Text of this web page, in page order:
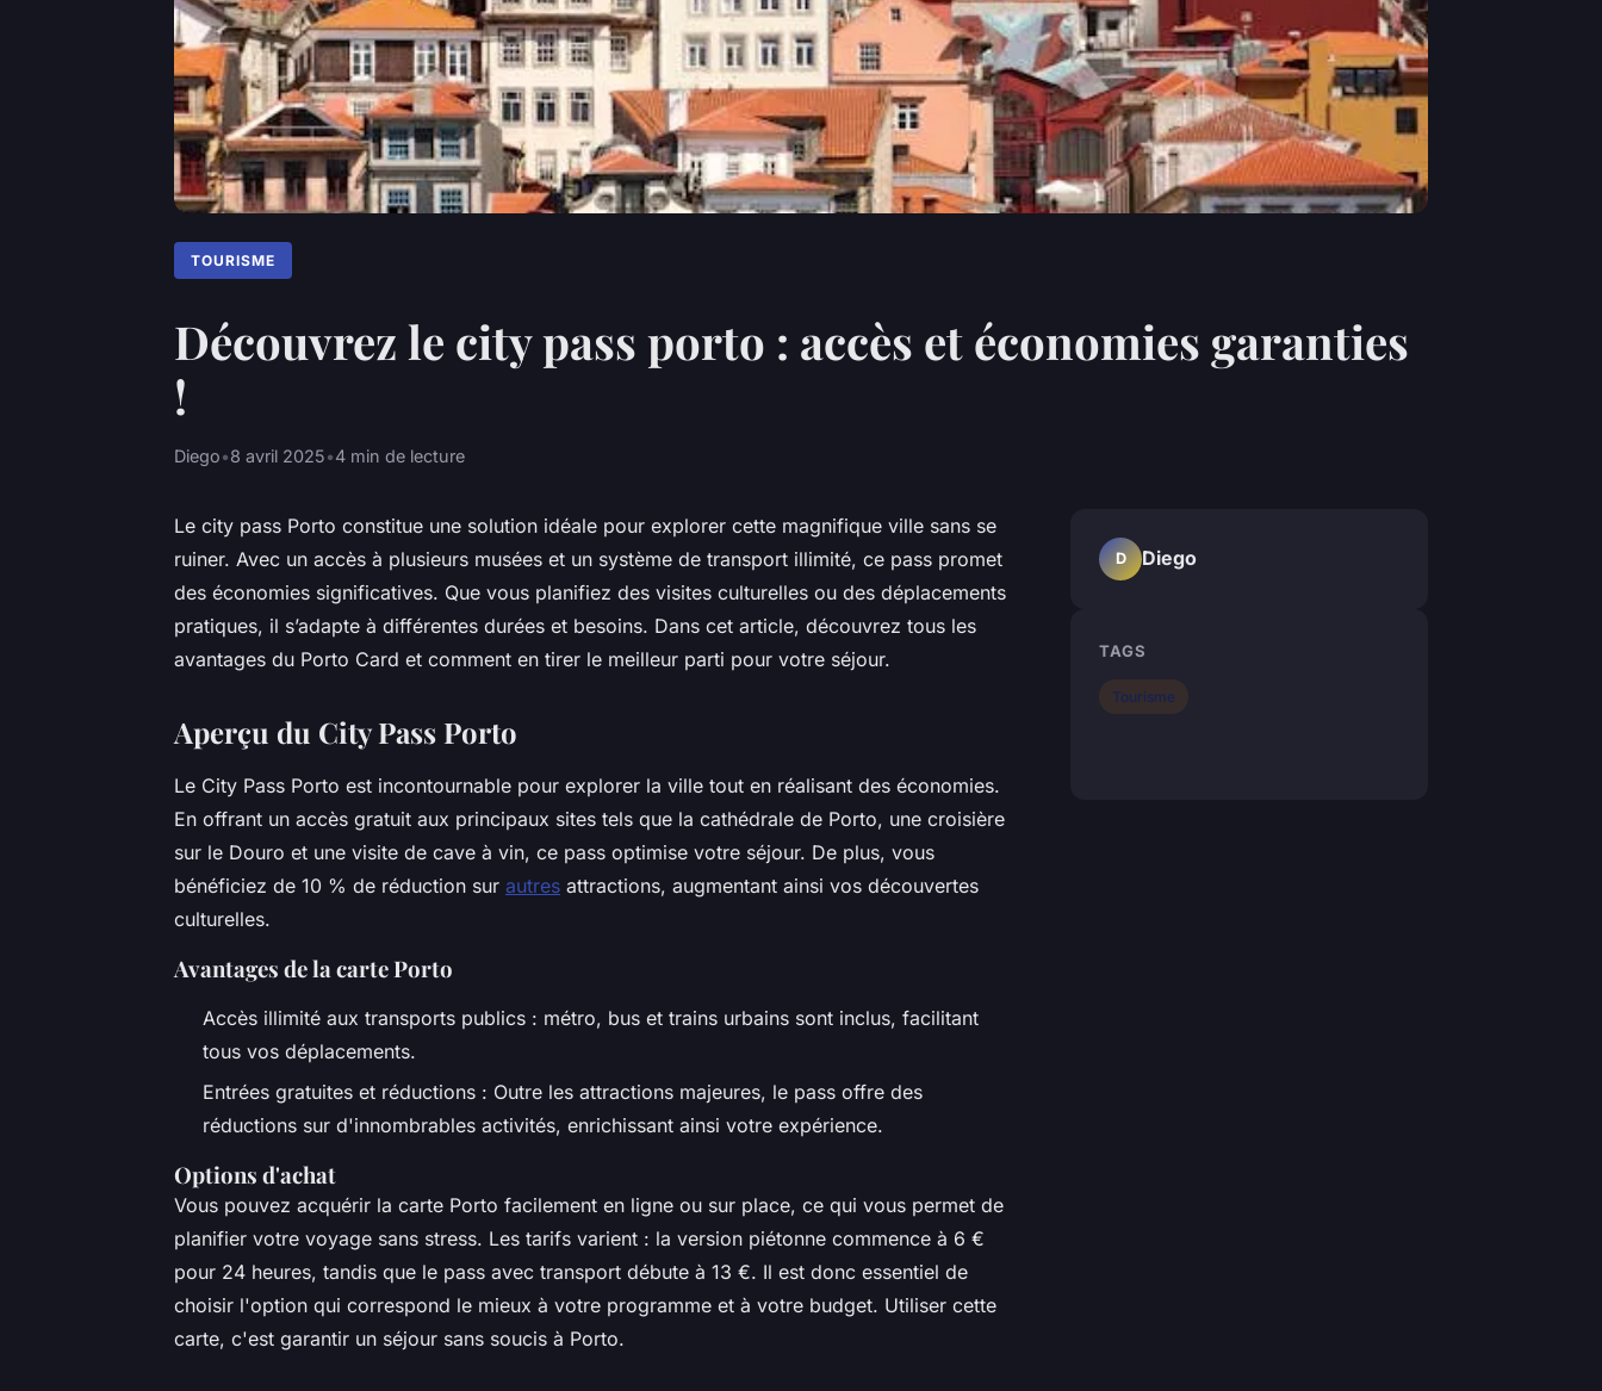
TOURISME
Découvrez le city pass porto : accès et économies garanties
!
Diego•8 avril 2025•4 min de lecture
Le city pass Porto constitue une solution idéale pour explorer cette magnifique ville sans se
ruiner. Avec un accès à plusieurs musées et un système de transport illimité, ce pass promet
des économies significatives. Que vous planifiez des visites culturelles ou des déplacements
pratiques, il s’adapte à différentes durées et besoins. Dans cet article, découvrez tous les
avantages du Porto Card et comment en tirer le meilleur parti pour votre séjour.
Aperçu du City Pass Porto
Le City Pass Porto est incontournable pour explorer la ville tout en réalisant des économies.
En offrant un accès gratuit aux principaux sites tels que la cathédrale de Porto, une croisière
sur le Douro et une visite de cave à vin, ce pass optimise votre séjour. De plus, vous
bénéficiez de 10 % de réduction sur autres attractions, augmentant ainsi vos découvertes
culturelles.
Avantages de la carte Porto
Accès illimité aux transports publics : métro, bus et trains urbains sont inclus, facilitant
tous vos déplacements.
Entrées gratuites et réductions : Outre les attractions majeures, le pass offre des
réductions sur d'innombrables activités, enrichissant ainsi votre expérience.
Options d'achat
Vous pouvez acquérir la carte Porto facilement en ligne ou sur place, ce qui vous permet de
planifier votre voyage sans stress. Les tarifs varient : la version piétonne commence à 6 €
pour 24 heures, tandis que le pass avec transport débute à 13 €. Il est donc essentiel de
choisir l'option qui correspond le mieux à votre programme et à votre budget. Utiliser cette
carte, c'est garantir un séjour sans soucis à Porto.
D Diego
TAGS
Tourisme